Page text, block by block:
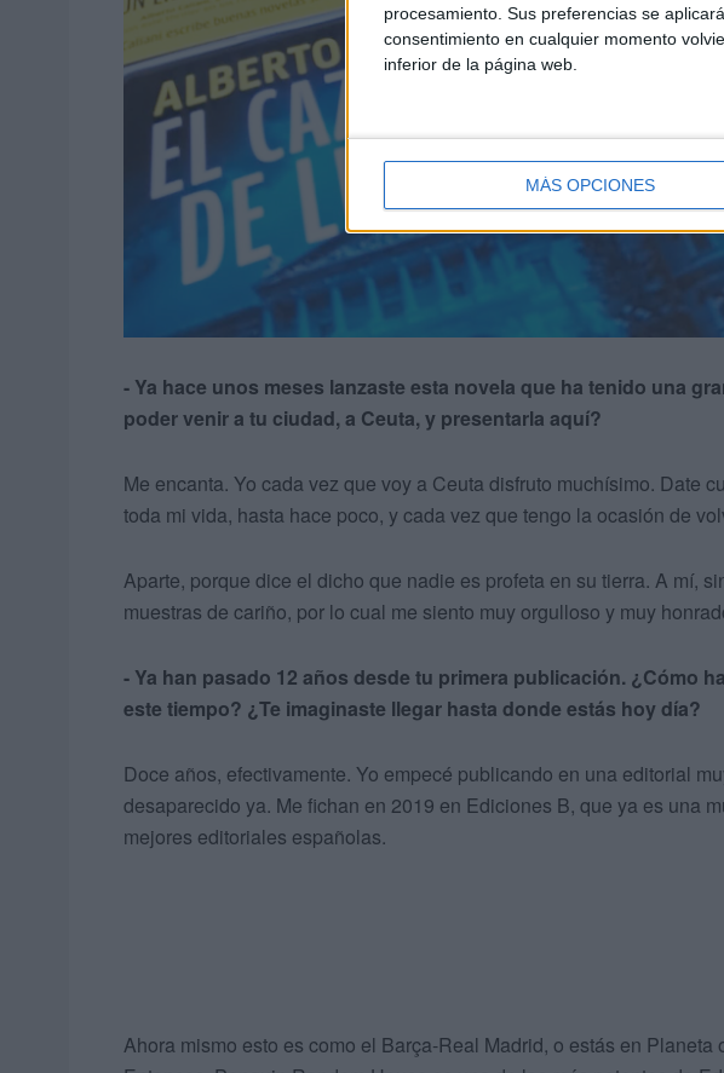
procesamiento. Sus preferencias se
consentimiento en cualquier momento
inferior de la página web.
MÁS OPCIONES
- Ya hace unos meses lanzaste esta novela que ha tenido una
poder venir a tu ciudad, a Ceuta, y presentarla aquí?
Me encanta. Yo cada vez que voy a Ceuta disfruto muchísimo. Date
toda mi vida, hasta hace poco, y cada vez que tengo la ocasión de
Aparte, porque dice el dicho que nadie es profeta en su tierra. A mí,
muestras de cariño, por lo cual me siento muy orgulloso y muy
- Ya han pasado 12 años desde tu primera publicación. ¿Cómo
este tiempo? ¿Te imaginaste llegar hasta donde estás hoy día?
Doce años, efectivamente. Yo empecé publicando en una editorial
desaparecido ya. Me fichan en 2019 en Ediciones B, que ya es una
mejores editoriales españolas.
Ahora mismo esto es como el Barça-Real Madrid, o estás en